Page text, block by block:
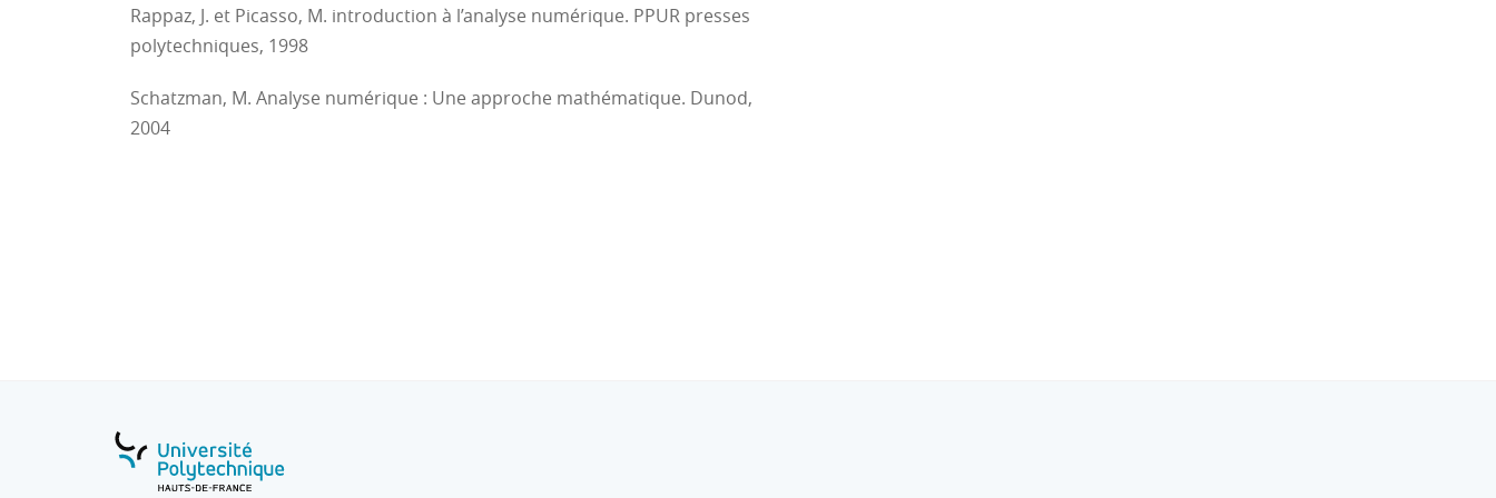
Rappaz, J. et Picasso, M. introduction à l’analyse numérique. PPUR presses
polytechniques, 1998
Schatzman, M. Analyse numérique : Une approche mathématique. Dunod,
2004